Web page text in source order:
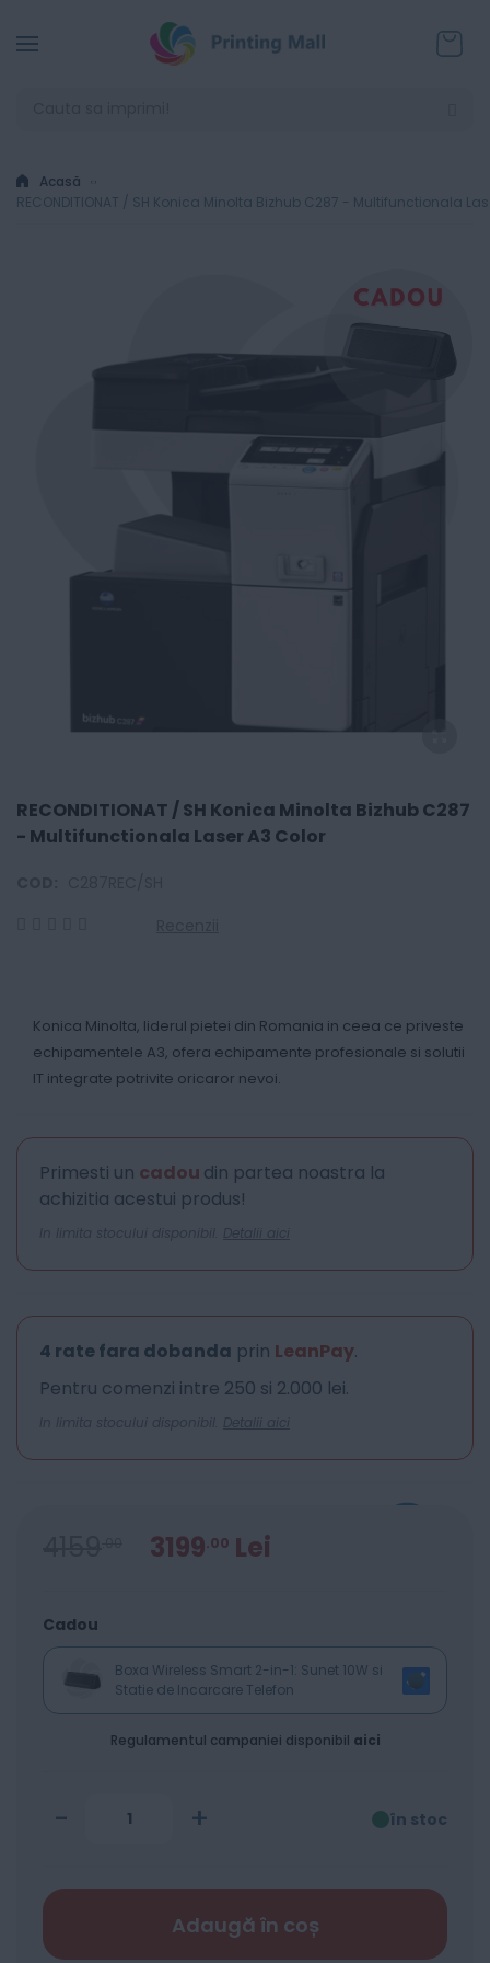
Acasă
RECONDITIONAT / SH Konica Minolta Bizhub C287 - Multifunctionala
RECONDITIONAT / SH Konica Minolta Bizhub C287
- Multifunctionala Laser A3 Color
Konica Minolta, liderul pietei din Romania in ceea ce priveste
echipamentele A3, ofera echipamente profesionale si solutii
IT integrate potrivite oricaror nevoi.
Primesti un cadou din partea noastra la
achizitia acestui produs!
In limita stocului disponibil. Detalii aici
4 rate fara dobanda prin LeanPay.
Pentru comenzi intre 250 si 2.000 lei.
In limita stocului disponibil. Detalii aici
3199 00 Lei
Cadou
Boxa Wireless Smart 2-in-1: Sunet 10W si
Statie de Incarcare Telefon
Regulamentul campaniei disponibil aici
- + în stoc
Adaugă în coș